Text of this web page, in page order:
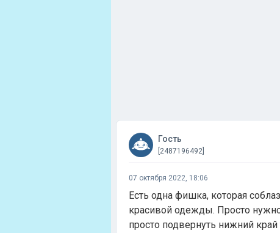
Гость
[2487196492]
07 октября 2022, 18:06
Есть одна фишка, которая
красивой одежды. Просто
просто подвернуть нижний край